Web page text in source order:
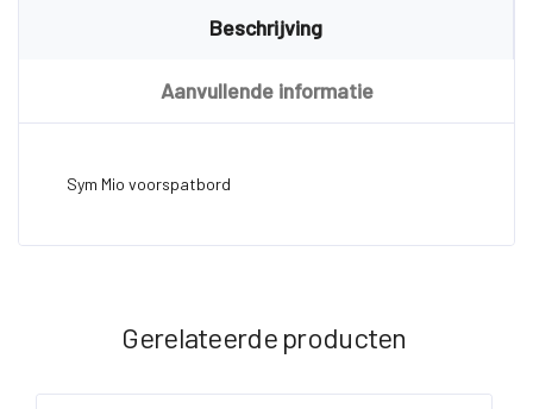
Beschrijving
Aanvullende informatie
Sym Mio voorspatbord
Gerelateerde producten